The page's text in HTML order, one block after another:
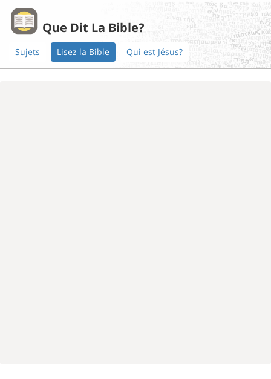
Que Dit La Bible?
Sujets Lisez la Bible Qui est Jésus?